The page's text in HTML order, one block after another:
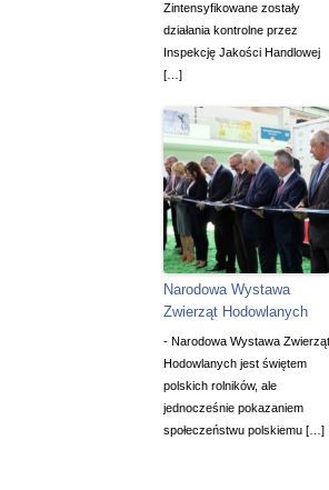
Zintensyfikowane zostały
działania kontrolne przez
Inspekcję Jakości Handlowej
[…]
Narodowa Wystawa
Zwierząt Hodowlanych
- Narodowa Wystawa Zwierząt
Hodowlanych jest świętem
polskich rolników, ale
jednocześnie pokazaniem
społeczeństwu polskiemu […]